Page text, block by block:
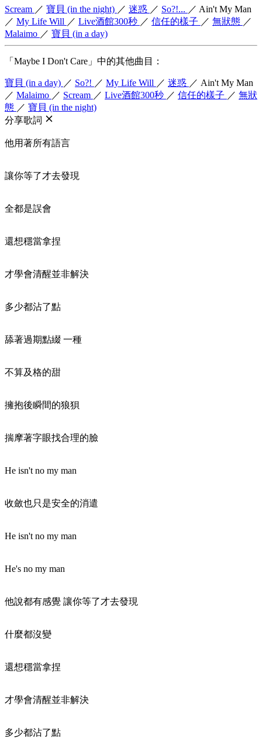
Scream ／ 寶貝 (in the night) ／ 迷惑 ／ So?!... ／ Ain't My Man
／ My Life Will ／ Live酒館300秒 ／ 信任的樣子 ／ 無狀態 ／
Malaimo ／ 寶貝 (in a day)
「Maybe I Don't Care」中的其他曲目：
寶貝 (in a day) ／ So?! ／ My Life Will ／ 迷惑 ／ Ain't My Man
／ Malaimo ／ Scream ／ Live酒館300秒 ／ 信任的樣子 ／ 無狀
態 ／ 寶貝 (in the night)
分享歌詞
他用著所有語言
讓你等了才去發現
全都是誤會
還想穩當拿捏
才學會清醒並非解決
多少都沾了點
舔著過期點綴 一種
不算及格的甜
擁抱後瞬間的狼狽
揣摩著字眼找合理的臉
He isn't no my man
收斂也只是安全的消遣
He isn't no my man
He's no my man
他說都有感覺 讓你等了才去發現
什麼都沒變
還想穩當拿捏
才學會清醒並非解決
多少都沾了點